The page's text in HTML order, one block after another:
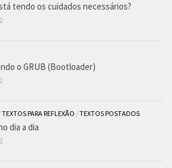
tendo os cuidados necessários?
o GRUB (Bootloader)
TEXTOS PARA REFLEXÃO /TEXTOS POSTADOS
dia a dia